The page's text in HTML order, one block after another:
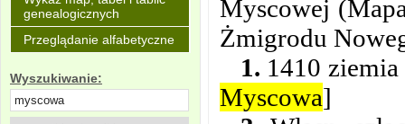
genealogicznych
Przeglądanie alfabetyczne
Wyszukiwanie:
Myscowej
Żmigrodu
1. 1410
Myscowa]